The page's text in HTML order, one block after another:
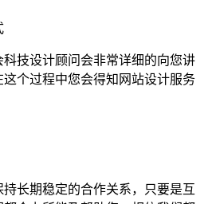
技设计顾问会非常详细的向您讲
个过程中您会得知网站设计服务
长期稳定的合作关系，只要是互